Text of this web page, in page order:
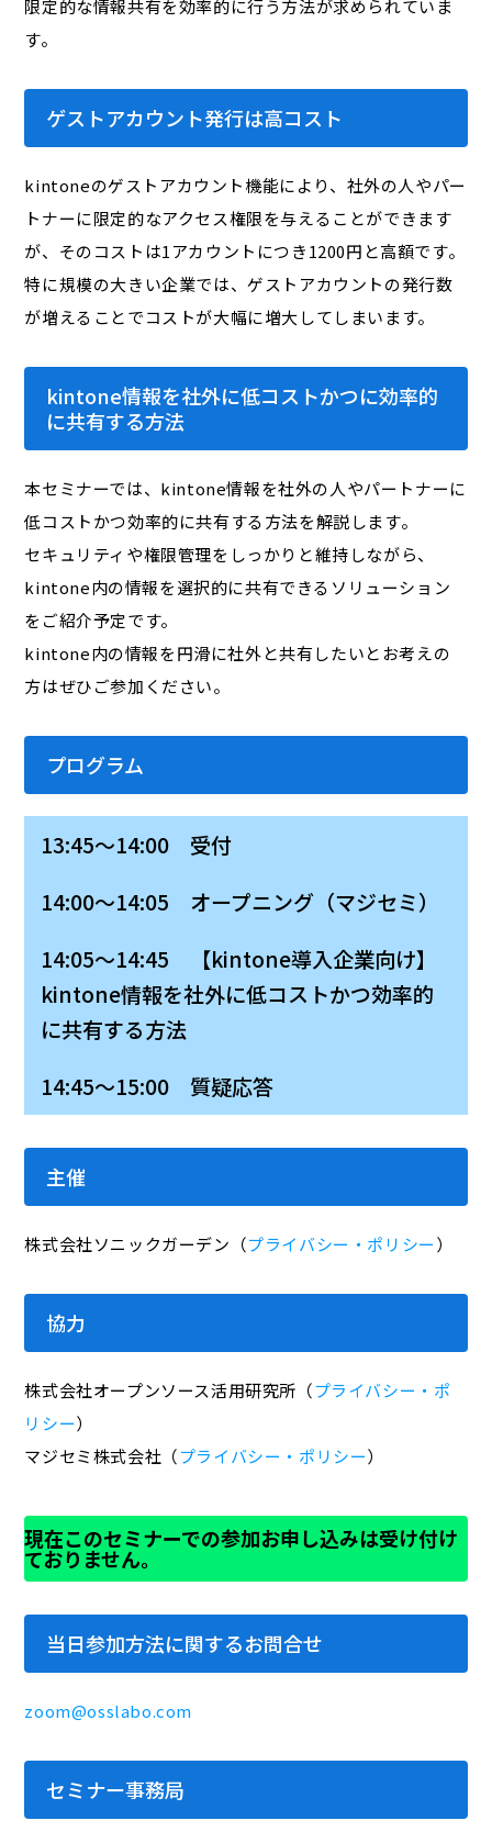
限定的な情報共有を効率的に行う方法が求められていま
す。
ゲストアカウント発行は高コスト
kintoneのゲストアカウント機能により、社外の人やパー
トナーに限定的なアクセス権限を与えることができます
が、そのコストは1アカウントにつき1200円と高額です。
特に規模の大きい企業では、ゲストアカウントの発行数
が増えることでコストが大幅に増大してしまいます。
kintone情報を社外に低コストかつに効率的
に共有する方法
本セミナーでは、kintone情報を社外の人やパートナーに
低コストかつ効率的に共有する方法を解説します。
セキュリティや権限管理をしっかりと維持しながら、
kintone内の情報を選択的に共有できるソリューション
をご紹介予定です。
kintone内の情報を円滑に社外と共有したいとお考えの
方はぜひご参加ください。
プログラム
13:45～14:00 受付
14:00～14:05 オープニング（マジセミ）
14:05～14:45 【kintone導入企業向け】
kintone情報を社外に低コストかつ効率的
に共有する方法
14:45～15:00 質疑応答
主催
株式会社ソニックガーデン（プライバシー・ポリシー）
協力
株式会社オープンソース活用研究所（プライバシー・ポ
リシー）
マジセミ株式会社（プライバシー・ポリシー）
現在このセミナーでの参加お申し込みは受け付け
ておりません。
当日参加方法に関するお問合せ
zoom@osslabo.com
セミナー事務局